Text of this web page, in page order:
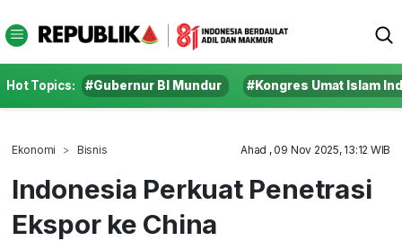
Hot Topics: #Gubernur BI Mundur #Kongres Umat Islam
Ekonomi Bisnis Ahad , 09 Nov 2025, 13:12 WIB
Indonesia Perkuat Penetrasi
Ekspor ke China